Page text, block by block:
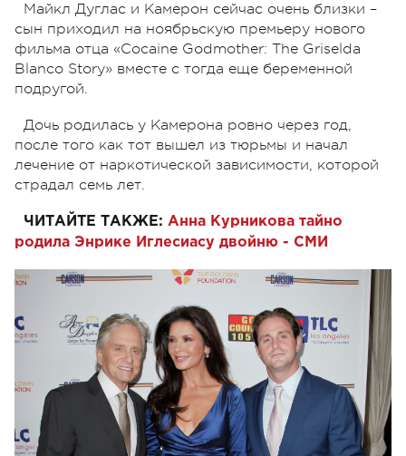
Майкл Дуглас и Камерон сейчас очень близки –
сын приходил на ноябрьскую премьеру нового
фильма отца «Cocaine Godmother: The Griselda
Blanco Story» вместе с тогда еще беременной
подругой.
Дочь родилась у Камерона ровно через год,
после того как тот вышел из тюрьмы и начал
лечение от наркотической зависимости, которой
страдал семь лет.
ЧИТАЙТЕ ТАКЖЕ: Анна Курникова тайно
родила Энрике Иглесиасу двойню - СМИ